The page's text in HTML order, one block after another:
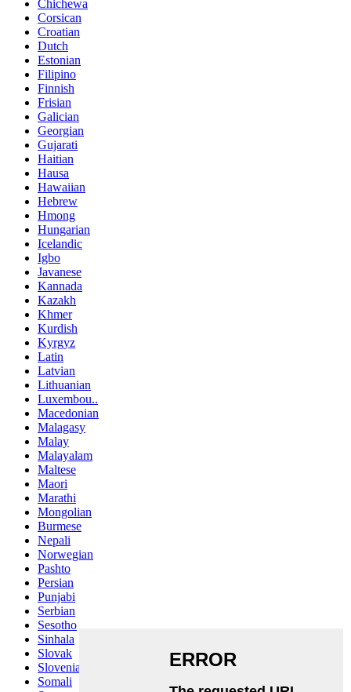
Chichewa
Corsican
Croatian
Dutch
Estonian
Filipino
Finnish
Frisian
Galician
Georgian
Gujarati
Haitian
Hausa
Hawaiian
Hebrew
Hmong
Hungarian
Icelandic
Igbo
Javanese
Kannada
Kazakh
Khmer
Kurdish
Kyrgyz
Latin
Latvian
Lithuanian
Luxembou..
Macedonian
Malagasy
Malay
Malayalam
Maltese
Maori
Marathi
Mongolian
Burmese
Nepali
Norwegian
Pashto
Persian
Punjabi
Serbian
Sesotho
Sinhala
Slovak
Slovenian
Somali